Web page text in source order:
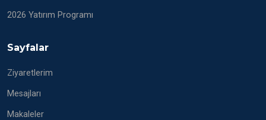
2026 Yatırım Programı
Sayfalar
Ziyaretlerim
Mesajları
Makaleler